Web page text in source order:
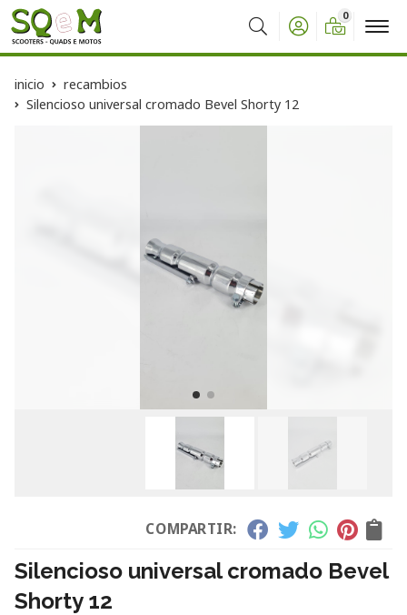
Buscar
0
inicio
recambios
Silencioso universal cromado Bevel Shorty 12
COMPARTIR:
Silencioso universal cromado Bevel
Shorty 12